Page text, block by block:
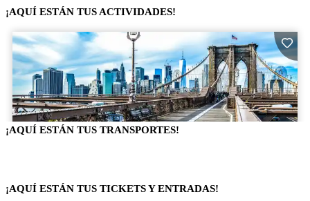
¡AQUÍ ESTÁN TUS ACTIVIDADES!
¡AQUÍ ESTÁN TUS TRANSPORTES!
¡AQUÍ ESTÁN TUS TICKETS Y ENTRADAS!